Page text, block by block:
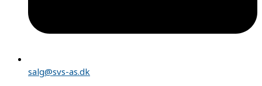
salg@svs-as.dk